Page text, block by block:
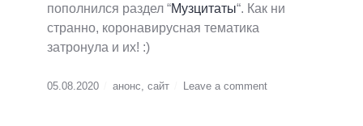
пополнился раздел “Музцитаты“. Как ни
странно, коронавирусная тематика
затронула и их! :)
05.08.2020 анонс сайт Leave a comment